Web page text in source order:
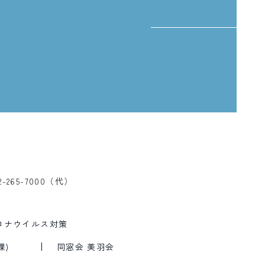
265-7000（代）
ナウイルス対策
)
同窓会 美羽会